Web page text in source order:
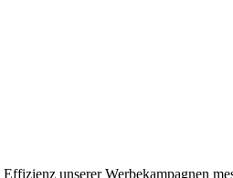
unserer Werbekampagnen